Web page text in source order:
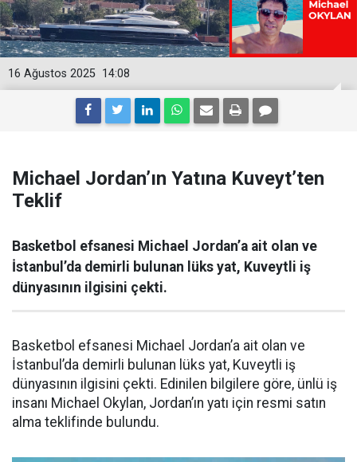
14:08
16 Ağustos 2025
Michael Jordan’ın Yatına Kuveyt’ten
Teklif
Basketbol efsanesi Michael Jordan’a ait olan ve
İstanbul’da demirli bulunan lüks yat, Kuveytli iş
dünyasının ilgisini çekti.
Basketbol efsanesi Michael Jordan’a ait olan ve
İstanbul’da demirli bulunan lüks yat, Kuveytli iş
dünyasının ilgisini çekti. Edinilen bilgilere göre, ünlü iş
insanı Michael Okylan, Jordan’ın yatı için resmi satın
alma teklifinde bulundu.